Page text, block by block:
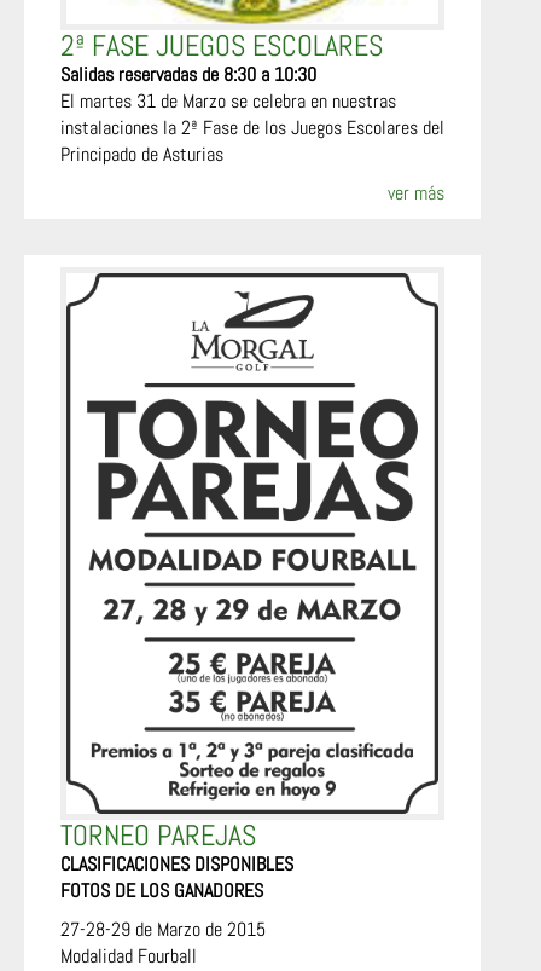
2ª FASE JUEGOS ESCOLARES
Salidas reservadas de 8:30 a 10:30
El martes 31 de Marzo se celebra en nuestras
instalaciones la 2ª Fase de los Juegos Escolares del
Principado de Asturias
ver más
TORNEO PAREJAS
CLASIFICACIONES DISPONIBLES
FOTOS DE LOS GANADORES
27-28-29 de Marzo de 2015
Modalidad Fourball